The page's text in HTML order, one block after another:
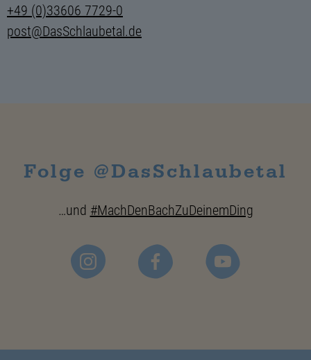
+49 (0)33606 7729-0
post@DasSchlaubetal.de
Folge @DasSchlaubetal
…und #MachDenBachZuDeinemDing